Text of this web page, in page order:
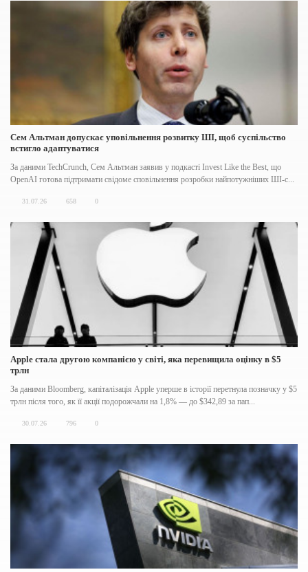
Сем Альтман допускає уповільнення розвитку ШІ, щоб суспільство
встигло адаптуватися
За даними TechCrunch, Сем Альтман заявив у подкасті Invest Like the Best, що
OpenAI готова підтримати свідоме сповільнення розробки найпотужніших ШІ-с...
31.07.26 658 0
Apple стала другою компанією у світі, яка перевищила оцінку в $5
трлн
За даними Bloomberg, капіталізація Apple уперше в історії перетнула позначку у $5
трлн після того, як її акції подорожчали на 1,8% — до $342,89 за пап...
30.07.26 796 0